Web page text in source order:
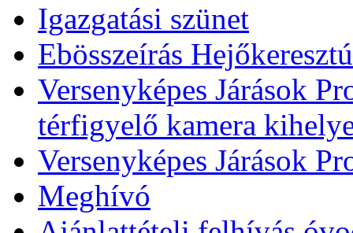
Igazgatási szünet
Ebösszeírás
Versenyképes Járások
térfigyelő kamera
Versenyképes Járások
Meghívó